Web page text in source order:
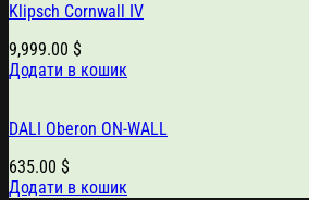
Klipsch Cornwall IV
9,999.00 $
Додати в кошик
DALI Oberon ON-WALL
635.00 $
Додати в кошик